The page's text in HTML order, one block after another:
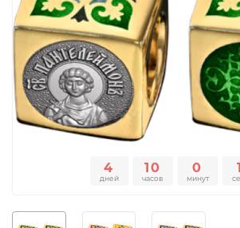
4
дней
10
часов
0
минут